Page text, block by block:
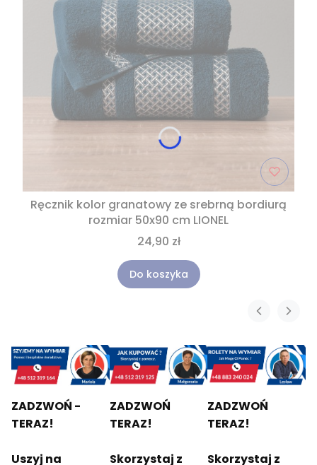
Ręcznik kolor granatowy ze srebrną bordiurą
rozmiar 50x90 cm LIONEL
24,90 zł
Do koszyka
ZADZWOŃ -
TERAZ!
Uszyj na
ZADZWOŃ
TERAZ!
Skorzystaj z
ZADZWOŃ
TERAZ!
Skorzystaj z